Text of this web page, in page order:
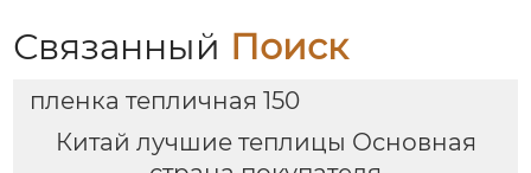
Связанный Поиск
пленка тепличная 150
Китай лучшие теплицы Основная